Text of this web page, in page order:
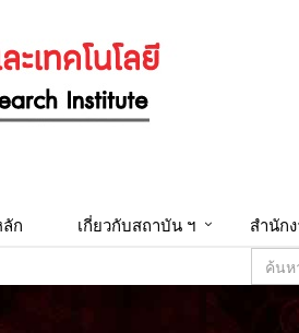
ก เกี่ยวกับสถาบัน ฯ สำนัก